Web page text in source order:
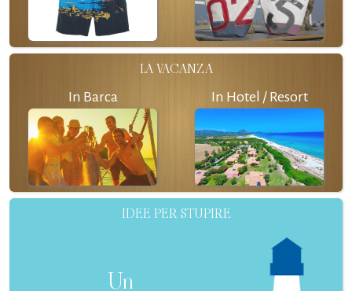
LA VACANZA
In Barca In Hotel / Resort
IDEE PER STUPIRE
Un